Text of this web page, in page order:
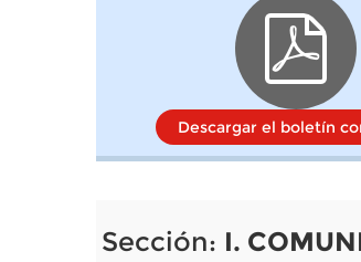
Descargar el boletín
Sección: I.